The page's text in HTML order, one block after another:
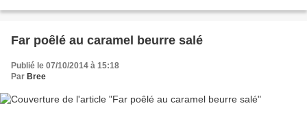
Far poêlé au caramel beurre salé
Publié le 07/10/2014 à 15:18
Par Bree